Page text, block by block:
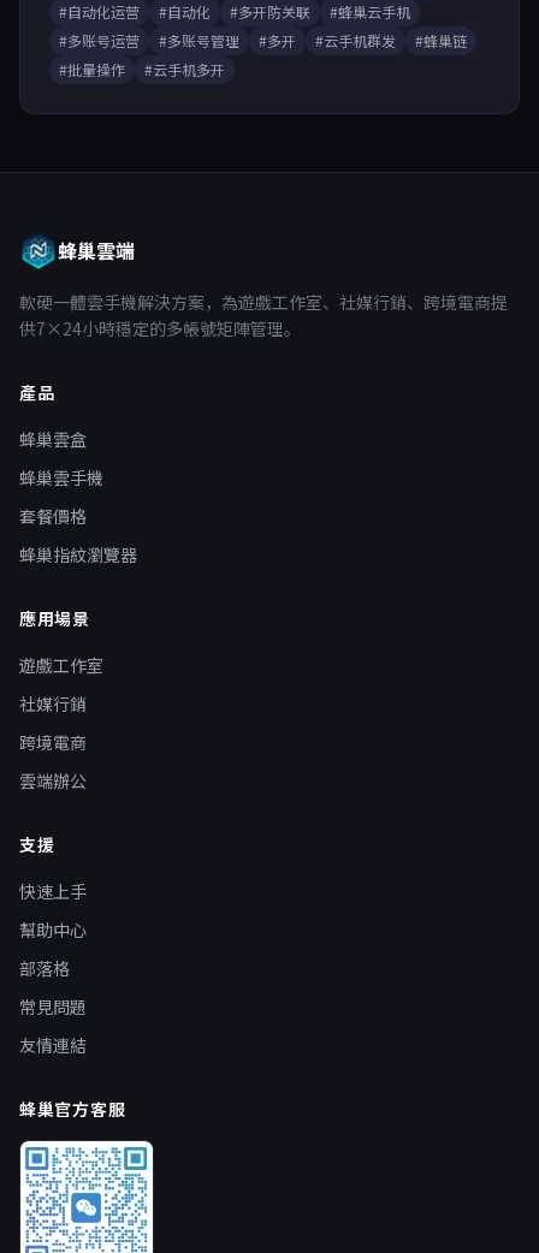
#自动化运营
#自动化 #多开防关联
#蜂巢云手机
#多账号运营
#多账号管理 #多开 #云手机群发
#蜂巢链
#批量操作
#云手机多开
蜂巢雲端
軟硬一體雲手機解決方案，為遊戲工作室、社媒行銷、跨境電商提
供7×24小時穩定的多帳號矩陣管理。
產品
蜂巢雲盒
蜂巢雲手機
套餐價格
蜂巢指紋瀏覽器
應用場景
遊戲工作室
社媒行銷
跨境電商
雲端辦公
支援
快速上手
幫助中心
部落格
常見問題
友情連結
蜂巢官方客服